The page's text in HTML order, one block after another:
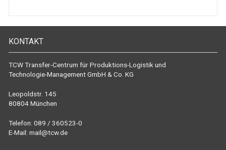
KONTAKT
TCW Transfer-Centrum für Produktions-Logistik und
Technologie-Management GmbH & Co. KG
Leopoldstr. 145
80804 München
Telefon: 089 / 360523-0
E-Mail: mail@tcw.de